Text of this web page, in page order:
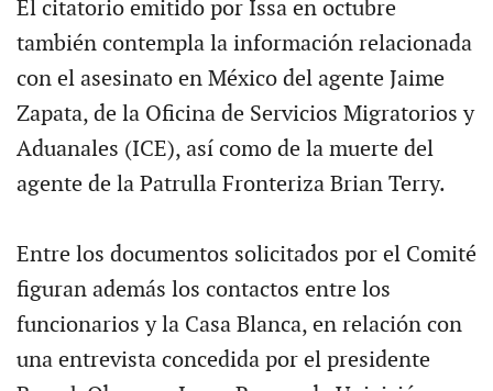
El citatorio emitido por Issa en octubre
también contempla la información relacionada
con el asesinato en México del agente Jaime
Zapata, de la Oficina de Servicios Migratorios y
Aduanales (ICE), así como de la muerte del
agente de la Patrulla Fronteriza Brian Terry.
Entre los documentos solicitados por el Comité
figuran además los contactos entre los
funcionarios y la Casa Blanca, en relación con
una entrevista concedida por el presidente